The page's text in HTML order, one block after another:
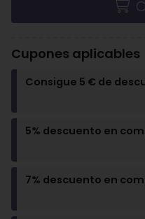
Cupones aplicables
Consigue 5 € de
5% descuento en
7% descuento en